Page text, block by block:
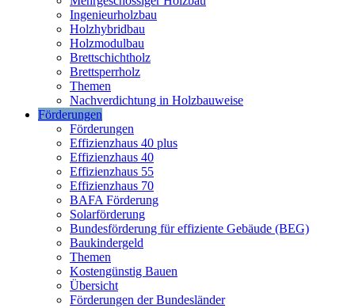
Ingenieurholzbau
Holzhybridbau
Holzmodulbau
Brettschichtholz
Brettsperrholz
Themen
Nachverdichtung in Holzbauweise
Förderungen
Förderungen
Effizienzhaus 40 plus
Effizienzhaus 40
Effizienzhaus 55
Effizienzhaus 70
BAFA Förderung
Solarförderung
Bundesförderung für effiziente Gebäude (BEG)
Baukindergeld
Themen
Kostengünstig Bauen
Übersicht
Förderungen der Bundesländer